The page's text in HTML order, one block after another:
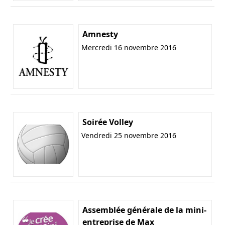
Amnesty
Mercredi 16 novembre 2016
Soirée Volley
Vendredi 25 novembre 2016
Assemblée générale de la mini-
entreprise de Max